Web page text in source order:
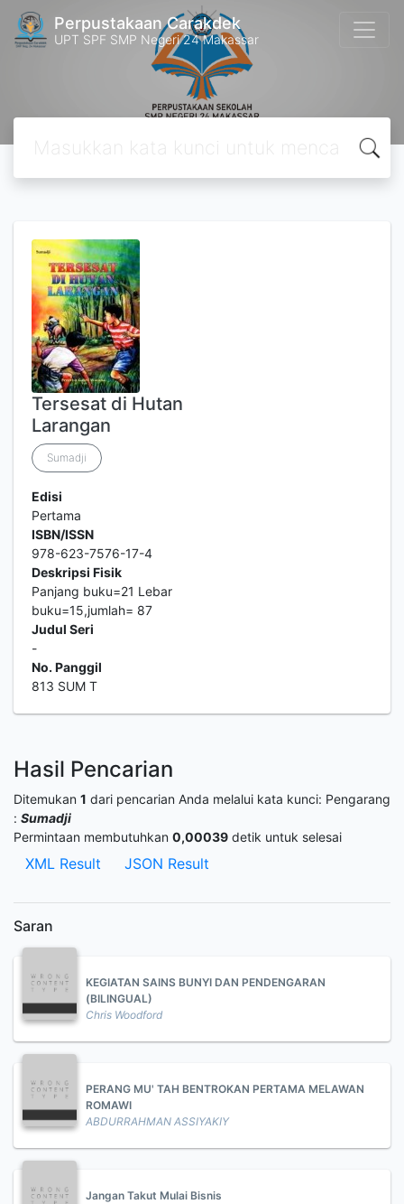
Perpustakaan Carakdek
UPT SPF SMP Negeri 24 Makassar
Tersesat di Hutan
Larangan
Sumadji
Edisi
Pertama
ISBN/ISSN
978-623-7576-17-4
Deskripsi Fisik
Panjang buku=21 Lebar
buku=15,jumlah= 87
Judul Seri
-
No. Panggil
813 SUM T
Hasil Pencarian
Ditemukan 1 dari pencarian Anda melalui kata kunci: Pengarang
: Sumadji
Permintaan membutuhkan 0,00039 detik untuk selesai
XML Result JSON Result
Saran
KEGIATAN SAINS BUNYI DAN PENDENGARAN
(BILINGUAL)
Chris Woodford
PERANG MU' TAH BENTROKAN PERTAMA MELAWAN
ROMAWI
ABDURRAHMAN ASSIYAKIY
Jangan Takut Mulai Bisnis